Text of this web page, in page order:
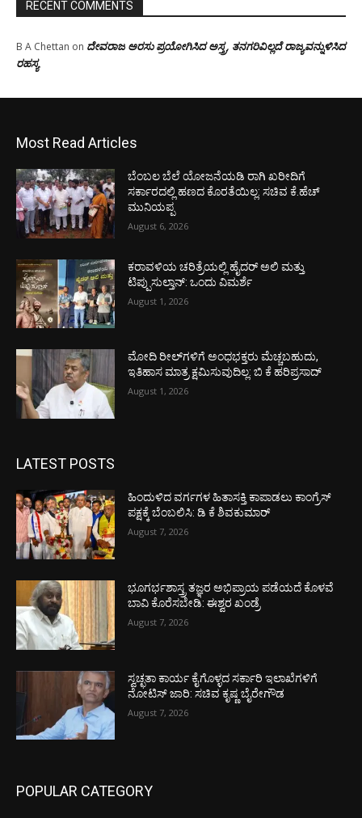
RECENT COMMENTS
B A Chettan on ದೇವರಾಜ ಅರಸು ಪ್ರಯೋಗಿಸಿದ ಅಸ್ತ್ರ, ತನಗರಿವಿಲ್ಲದೆ ರಾಜ್ಯವನ್ನುಳಿಸಿದ
ರಹಸ್ಯ
Most Read Articles
ಬೆಂಬಲ ಬೆಲೆ ಯೋಜನೆಯಡಿ ರಾಗಿ ಖರೀದಿಗೆ
ಸರ್ಕಾರದಲ್ಲಿ ಹಣದ ಕೊರತೆಯಿಲ್ಲ: ಸಚಿವ ಕೆ.ಹೆಚ್
ಮುನಿಯಪ್ಪ
August 6, 2026
ಕರಾವಳಿಯ ಚರಿತ್ರೆಯಲ್ಲಿ ಹೈದರ್ ಅಲಿ ಮತ್ತು
ಟಿಪ್ಪುಸುಲ್ತಾನ್: ಒಂದು ವಿಮರ್ಶೆ
August 1, 2026
ಮೋದಿ ರೀಲ್‌ಗಳಿಗೆ ಅಂಧಭಕ್ತರು ಮೆಚ್ಚಬಹುದು,
ಇತಿಹಾಸ ಮಾತ್ರ ಕ್ಷಮಿಸುವುದಿಲ್ಲ: ಬಿ ಕೆ ಹರಿಪ್ರಸಾದ್
August 1, 2026
LATEST POSTS
ಹಿಂದುಳಿದ ವರ್ಗಗಳ ಹಿತಾಸಕ್ತಿ ಕಾಪಾಡಲು ಕಾಂಗ್ರೆಸ್
ಪಕ್ಷಕ್ಕೆ ಬೆಂಬಲಿಸಿ: ಡಿ ಕೆ ಶಿವಕುಮಾರ್
August 7, 2026
ಭೂಗರ್ಭಶಾಸ್ತ್ರ ತಜ್ಞರ ಅಭಿಪ್ರಾಯ ಪಡೆಯದೆ ಕೊಳವೆ
ಬಾವಿ ಕೊರೆಸಬೇಡಿ: ಈಶ್ವರ ಖಂಡ್ರೆ
August 7, 2026
ಸ್ವಚ್ಛತಾ ಕಾರ್ಯ ಕೈಗೊಳ್ಳದ ಸರ್ಕಾರಿ ಇಲಾಖೆಗಳಿಗೆ
ನೋಟಿಸ್ ಜಾರಿ: ಸಚಿವ ಕೃಷ್ಣ ಬೈರೇಗೌಡ
August 7, 2026
POPULAR CATEGORY